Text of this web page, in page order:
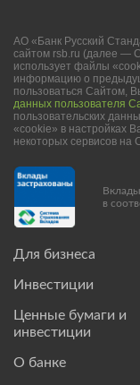
Для бизнеса
Инвестиции
Ценные бумаги и
инвестиции
О банке
АО «Банк Русский
сайтом rsb.ru (далее —
использует файлы
информацию о
пользоваться Сайтом,
данных пользователя
пользовательских
«cookie» в настройках
некоторых сервисов на
в